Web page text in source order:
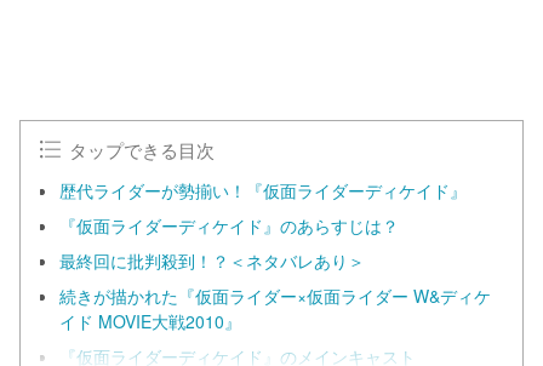
タップできる目次
歴代ライダーが勢揃い！『仮面ライダーディケイド』
『仮面ライダーディケイド』のあらすじは？
最終回に批判殺到！？＜ネタバレあり＞
続きが描かれた『仮面ライダー×仮面ライダー W&ディケ
イド MOVIE大戦2010』
『仮面ライダーディケイド』のメインキャスト